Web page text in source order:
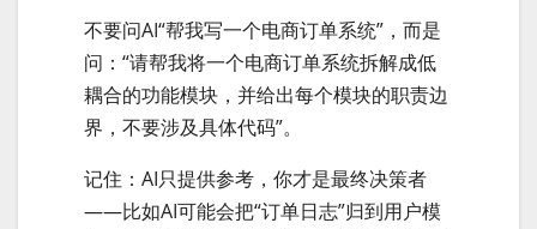
不要问AI“帮我写一个电商订单系统”，而是
问：“请帮我将一个电商订单系统拆解成低
耦合的功能模块，并给出每个模块的职责边
界，不要涉及具体代码”。
记住：AI只提供参考，你才是最终决策者
——比如AI可能会把“订单日志”归到用户模